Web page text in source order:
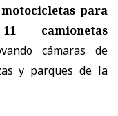
para
camionetas
cámaras de
y parques de la